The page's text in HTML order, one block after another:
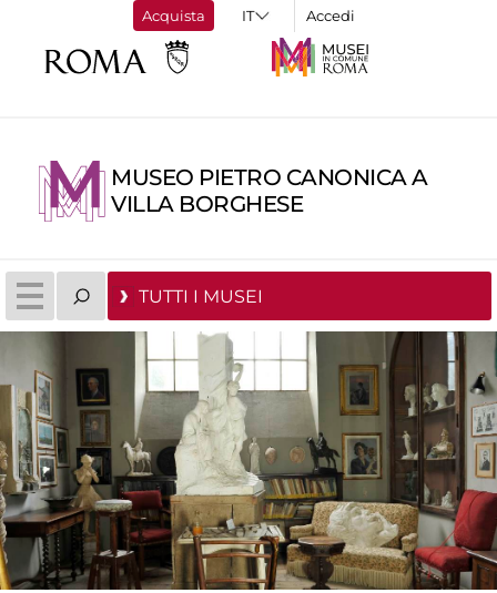
Acquista Accedi
MUSEO PIETRO CANONICA A
VILLA BORGHESE
TUTTI I MUSEI